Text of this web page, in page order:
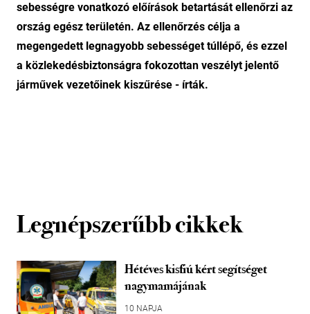
sebességre vonatkozó előírások betartását ellenőrzi az
ország egész területén. Az ellenőrzés célja a
megengedett legnagyobb sebességet túllépő, és ezzel
a közlekedésbiztonságra fokozottan veszélyt jelentő
járművek vezetőinek kiszűrése - írták.
Legnépszerűbb cikkek
Hétéves kisfiú kért segítséget
nagymamájának
10 NAPJA